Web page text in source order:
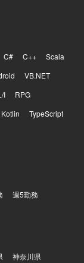
C# C++
Scala
VB.NET
I
RPG
Kotlin
TypeScript
週5勤務
神奈川県